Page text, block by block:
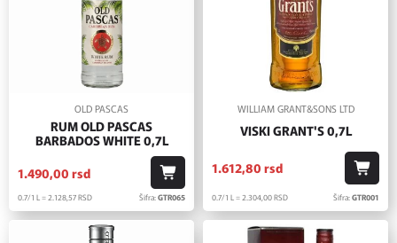
OLD PASCAS
RUM OLD PASCAS
BARBADOS WHITE 0,7L
1.490,00 rsd
0.7/1 L = 2.128,57RSD Šifra:GTR065
WILLIAM GRANT&SONS LTD
VISKI GRANT'S 0,7L
1.612,80 rsd
0.7/1 L = 2.304,00RSD Šifra:GTR001